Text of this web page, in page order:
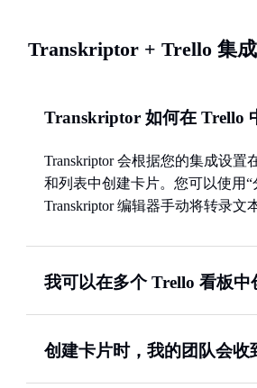
Transkriptor + Trello 集
Transkriptor 如何在 Trello
Transkriptor 会根据您的集成设置
和列表中创建卡片。您可以使用“
Transkriptor 编辑器手动将转录文
我可以在多个 Trello 看板中
创建卡片时，我的团队会收